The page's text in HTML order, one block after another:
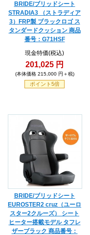
BRIDE/ブリッドシート
STRADIA3 （ストラディア
3）FRP製 ブラックロゴ ス
タンダードクッション 商品
番号：G71HSF
現金特価(税込)
201,025 円
(本体価格 215,000 円＋税)
ポイント5倍
BRIDE/ブリッドシート
EUROSTER2 cruz（ユーロ
スター2クルーズ） シート
ヒーター搭載モデル タフレ
ザーブラック 商品番号：